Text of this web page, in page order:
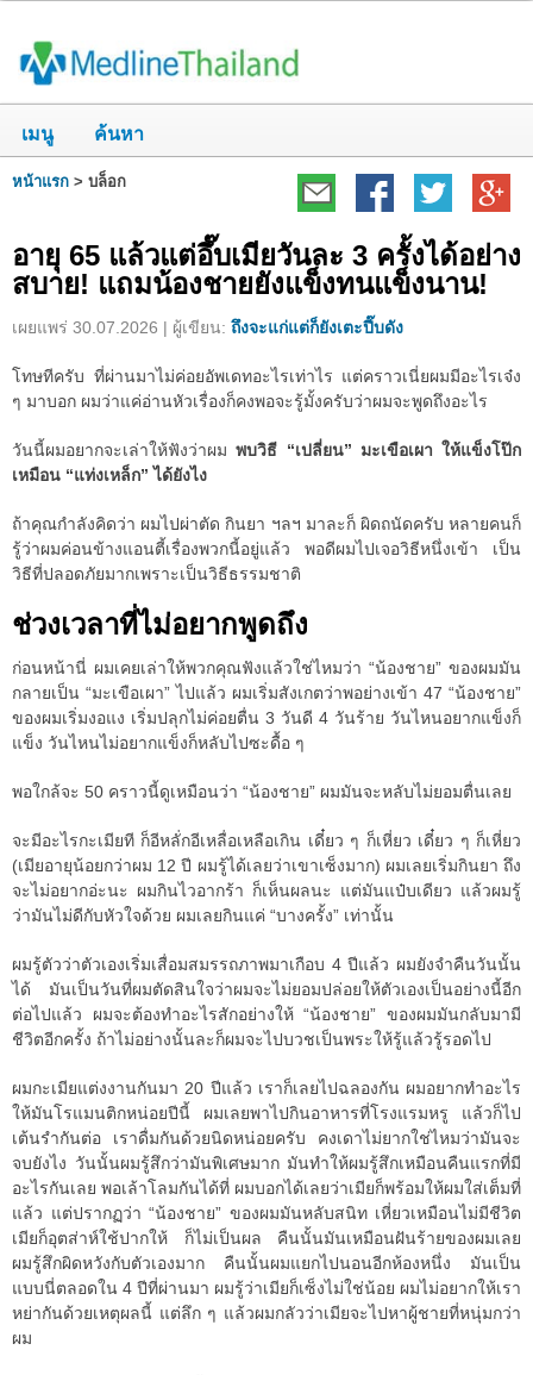
เมนู ค้นหา
หน้าแรก > บล็อก
อายุ 65 แล้วแต่อึ๊บเมียวันละ 3 ครั้งได้อย่าง
สบาย! แถมน้องชายยังแข็งทนแข็งนาน!
เผยแพร่ 30.07.2026 | ผู้เขียน: ถึงจะแก่แต่ก็ยังเตะปี๊บดัง
โทษทีครับ ที่ผ่านมาไม่ค่อยอัพเดทอะไรเท่าไร แต่คราวเนี่ยผมมีอะไรเจ๋ง
ๆ มาบอก ผมว่าแค่อ่านหัวเรื่องก็คงพอจะรู้มั้งครับว่าผมจะพูดถึงอะไร
วันนี้ผมอยากจะเล่าให้ฟังว่าผมพบวิธี “เปลี่ยน” มะเขือเผา ให้แข็งโป๊ก
เหมือน “แท่งเหล็ก” ได้ยังไง
ถ้าคุณกำลังคิดว่า ผมไปผ่าตัด กินยา ฯลฯ มาละก็ ผิดถนัดครับ หลายคนก็
รู้ว่าผมค่อนข้างแอนตี้เรื่องพวกนี้อยู่แล้ว พอดีผมไปเจอวิธีหนึ่งเข้า เป็น
วิธีที่ปลอดภัยมากเพราะเป็นวิธีธรรมชาติ
ช่วงเวลาที่ไม่อยากพูดถึง
ก่อนหน้านี่ ผมเคยเล่าให้พวกคุณฟังแล้วใช่ไหมว่า “น้องชาย” ของผมมัน
กลายเป็น “มะเขือเผา” ไปแล้ว ผมเริ่มสังเกตว่าพอย่างเข้า 47 “น้องชาย”
ของผมเริ่มงอแง เริ่มปลุกไม่ค่อยตื่น 3 วันดี 4 วันร้าย วันไหนอยากแข็งก็
แข็ง วันไหนไม่อยากแข็งก็หลับไปซะดื้อ ๆ
พอใกล้จะ 50 คราวนี้ดูเหมือนว่า “น้องชาย” ผมมันจะหลับไม่ยอมตื่นเลย
จะมีอะไรกะเมียที ก็อีหลั่กอีเหลื่อเหลือเกิน เดี๋ยว ๆ ก็เหี่ยว เดี๋ยว ๆ ก็เหี่ยว
(เมียอายุน้อยกว่าผม 12 ปี ผมรู้ได้เลยว่าเขาเซ็งมาก) ผมเลยเริ่มกินยา ถึง
จะไม่อยากอ่ะนะ ผมกินไวอากร้า ก็เห็นผลนะ แต่มันแป๋บเดียว แล้วผมรู้
ว่ามันไม่ดีกับหัวใจด้วย ผมเลยกินแค่ “บางครั้ง” เท่านั้น
ผมรู้ตัวว่าตัวเองเริ่มเสื่อมสมรรถภาพมาเกือบ 4 ปีแล้ว ผมยังจำคืนวันนั้น
ได้ มันเป็นวันที่ผมตัดสินใจว่าผมจะไม่ยอมปล่อยให้ตัวเองเป็นอย่างนี้อีก
ต่อไปแล้ว ผมจะต้องทำอะไรสักอย่างให้ “น้องชาย” ของผมมันกลับมามี
ชีวิตอีกครั้ง ถ้าไม่อย่างนั้นละก็ผมจะไปบวชเป็นพระให้รู้แล้วรู้รอดไป
ผมกะเมียแต่งงานกันมา 20 ปีแล้ว เราก็เลยไปฉลองกัน ผมอยากทำอะไร
ให้มันโรแมนติกหน่อยปีนี้ ผมเลยพาไปกินอาหารที่โรงแรมหรู แล้วก็ไป
เต้นรำกันต่อ เราดื่มกันด้วยนิดหน่อยครับ คงเดาไม่ยากใช่ไหมว่ามันจะ
จบยังไง วันนั้นผมรู้สึกว่ามันพิเศษมาก มันทำให้ผมรู้สึกเหมือนคืนแรกที่มี
อะไรกันเลย พอเล้าโลมกันได้ที่ ผมบอกได้เลยว่าเมียก็พร้อมให้ผมใส่เต็มที่
แล้ว แต่ปรากฏว่า “น้องชาย” ของผมมันหลับสนิท เหี่ยวเหมือนไม่มีชีวิต
เมียก็อุตส่าห์ใช้ปากให้ ก็ไม่เป็นผล คืนนั้นมันเหมือนฝันร้ายของผมเลย
ผมรู้สึกผิดหวังกับตัวเองมาก คืนนั้นผมแยกไปนอนอีกห้องหนึ่ง มันเป็น
แบบนี่ตลอดใน 4 ปีที่ผ่านมา ผมรู้ว่าเมียก็เซ็งไม่ใช่น้อย ผมไม่อยากให้เรา
หย่ากันด้วยเหตุผลนี้ แต่ลึก ๆ แล้วผมกลัวว่าเมียจะไปหาผู้ชายที่หนุ่มกว่า
ผม